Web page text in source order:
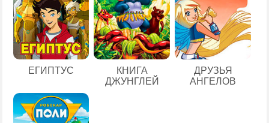
ЕГИПТУС
КНИГА
ДЖУНГЛЕЙ
ДРУЗЬЯ
АНГЕЛОВ